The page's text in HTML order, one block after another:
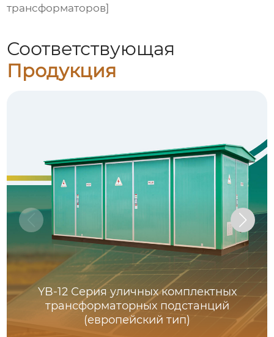
трансформаторов]
Соответствующая
Продукция
YB-12 Серия уличных комплектных
трансформаторных подстанций
(европейский тип)